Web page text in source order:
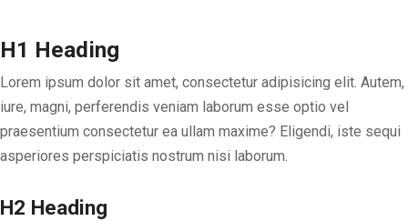
H1 Heading
Lorem ipsum dolor sit amet, consectetur adipisicing elit. Autem,
iure, magni, perferendis veniam laborum esse optio vel
praesentium consectetur ea ullam maxime? Eligendi, iste sequi
asperiores perspiciatis nostrum nisi laborum.
H2 Heading